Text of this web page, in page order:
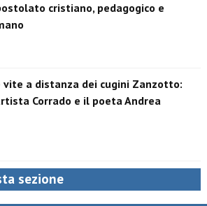
cristiano, pedagogico e
vite a distanza dei cugini Zanzotto:
Corrado e il poeta Andrea
sezione